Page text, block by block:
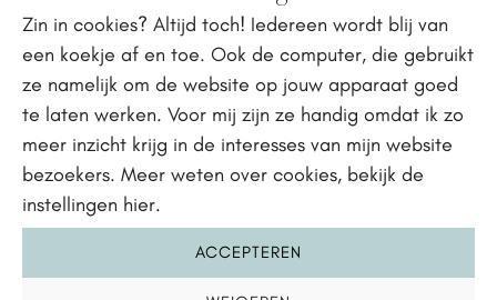
Zin in cookies? Altijd toch! Iedereen wordt blij van
een koekje af en toe. Ook de computer, die gebruikt
ze namelijk om de website op jouw apparaat goed
te laten werken. Voor mij zijn ze handig omdat ik zo
meer inzicht krijg in de interesses van mijn website
bezoekers. Meer weten over cookies, bekijk de
instellingen hier.
ACCEPTEREN
Kun je wel wat hulp gebruiken?
Misschien is dit iets voor je.
SHOW ME!